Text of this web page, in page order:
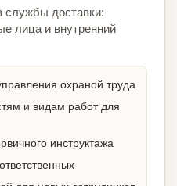
службы доставки:
лица и внутренний
охраной труда
и видам работ для
инструктажа